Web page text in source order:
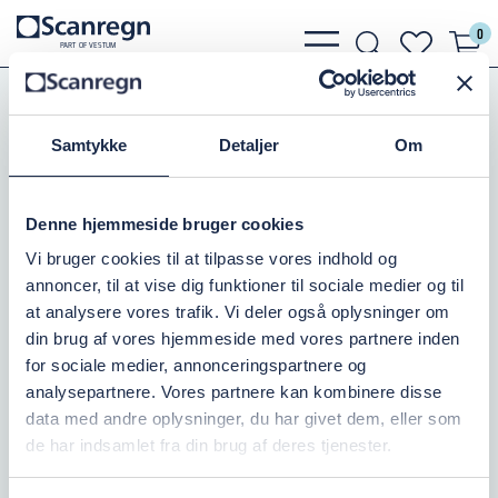
Samtykke Detaljer Om
Denne hjemmeside bruger cookies
Vi bruger cookies til at tilpasse vores indhold og
annoncer, til at vise dig funktioner til sociale medier og til
at analysere vores trafik. Vi deler også oplysninger om
din brug af vores hjemmeside med vores partnere inden
for sociale medier, annonceringspartnere og
analysepartnere. Vores partnere kan kombinere disse
data med andre oplysninger, du har givet dem, eller som
de har indsamlet fra din brug af deres tjenester.
PARTOF VESTUM
bars
light
search
light
heart 0
Koblinger Hunkobling m.Studs
KARDAN HUN 108/89MM STUDS
Varenr.:504112095
På lager: 8
797,50 DKK inkl. moms
Læg i kurv